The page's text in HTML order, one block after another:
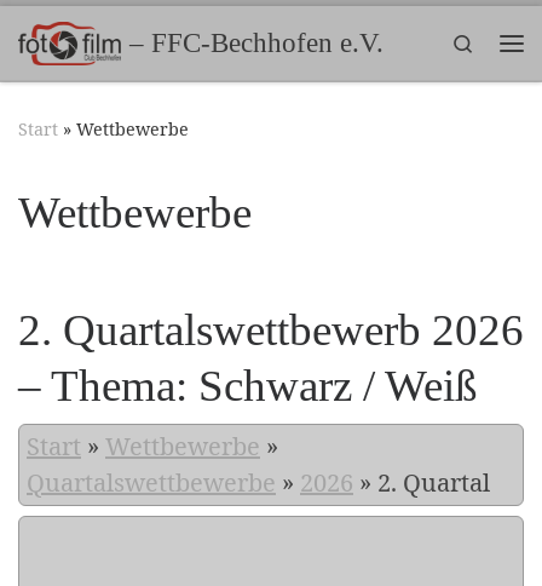
Zum Inhalt springen– FFC-Bechhofen e.V.
Search
Start » Wettbewerbe
Wettbewerbe
2. Quartalswettbewerb 2026
– Thema: Schwarz / Weiß
Start » Wettbewerbe »
Quartalswettbewerbe » 2026 » 2. Quartal